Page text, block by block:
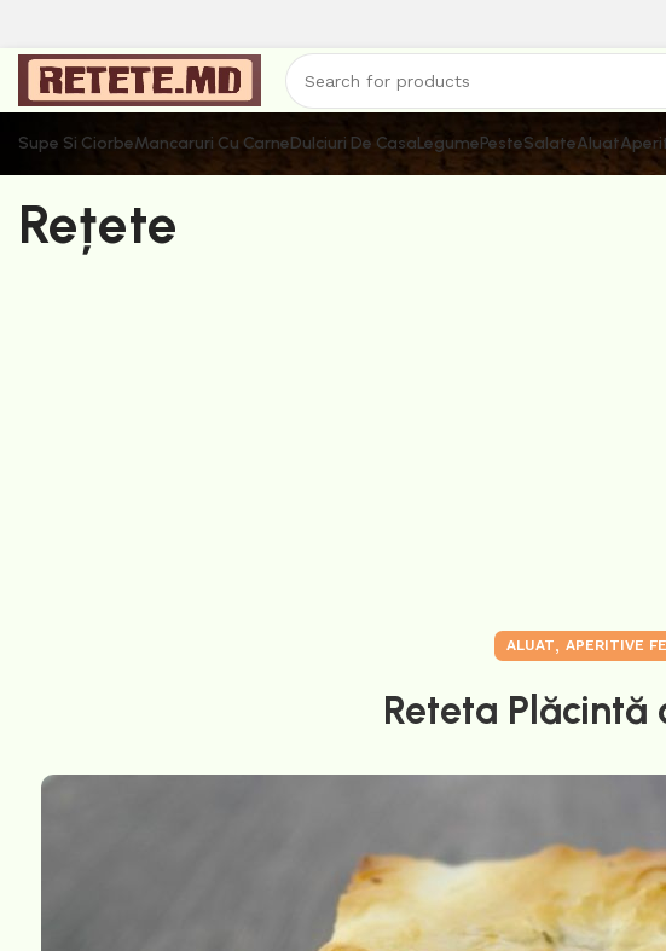
Supe Si CiorbeMancaruri Cu CarneDulciuri De CasaLegumePesteSalateAluat
Rețete
ALUAT, APERITIVE
Reteta Plăcintă